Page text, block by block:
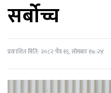
सर्बोच्च
प्रकाशित मिति: २०८२ चैत्र १६, सोमबार १७:२४